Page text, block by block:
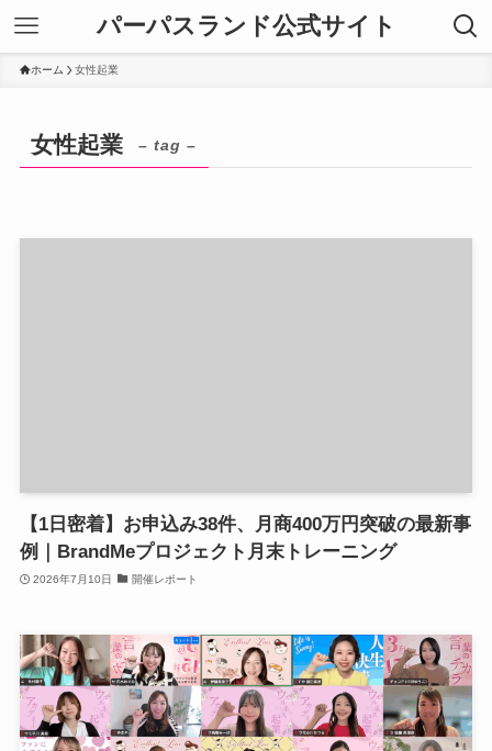
パーパスランド公式サイト
ホーム 女性起業
女性起業 – tag –
【1日密着】お申込み38件、月商400万円突破の最新事
例｜BrandMeプロジェクト月末トレーニング
2026年7月10日 開催レポート